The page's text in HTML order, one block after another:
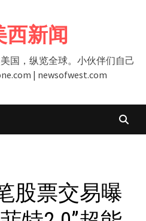
西新闻
国，纵览全球。小伙伴们自己
| newsofwest.com
股票交易曝